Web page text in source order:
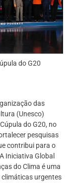
do G20
das
(Unesco)
do G20, no
pesquisas
contribui para o
Iniciativa Global
do Clima é uma
urgentes